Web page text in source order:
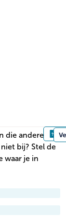
die andere
bij? Stel de
waar je in